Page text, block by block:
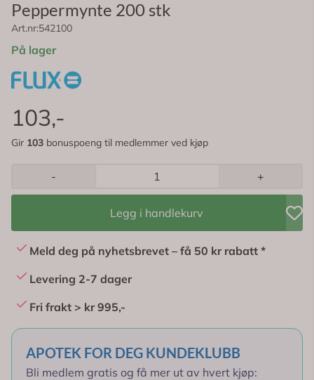
Peppermynte 200 stk
Art.nr:542100
På lager
103,-
Gir 103 bonuspoeng til medlemmer ved kjøp
- +
Legg i handlekurv
Meld deg på nyhetsbrevet – få 50 kr rabatt *
Levering 2-7 dager
Fri frakt > kr 995,-
APOTEK FOR DEG KUNDEKLUBB
Bli medlem gratis og få mer ut av hvert kjøp: